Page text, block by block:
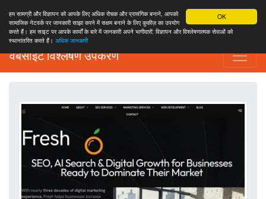
OK
हम सामग्री और विज्ञापन को आपके लिए अधिक रोचक और प्रासंगिक बनाने, आपको
सामाजिक नेटवर्क पर जानकारी साझा करने में सक्षम बनाने के लिए कुकीज़ का उपयोग
करते हैं। हम साइट पर आपके कार्यों के बारे में जानकारी अपने भागीदारों: विज्ञापन और विश्लेषणात्मक सेवाओं को
स्थानांतरित करते हैं। अधिक जानकारी
वेबसाइट विश्लेषण उपकरण